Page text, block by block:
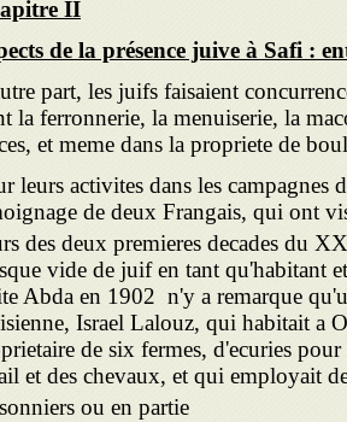
II
de la présence juive à Safi :
part, les juifs faisaient
la ferronnerie, la menuiserie, la
et meme dans la propriete de
leurs activites dans les campagnes
de deux Frangais, qui ont
des deux premieres decades du XX
vide de juif en tant qu'habitant
Abda en 1902 n'y a remarque
Israel Lalouz, qui habitait a
de six fermes, d'ecuries
et des chevaux, et qui employait
ou en partie